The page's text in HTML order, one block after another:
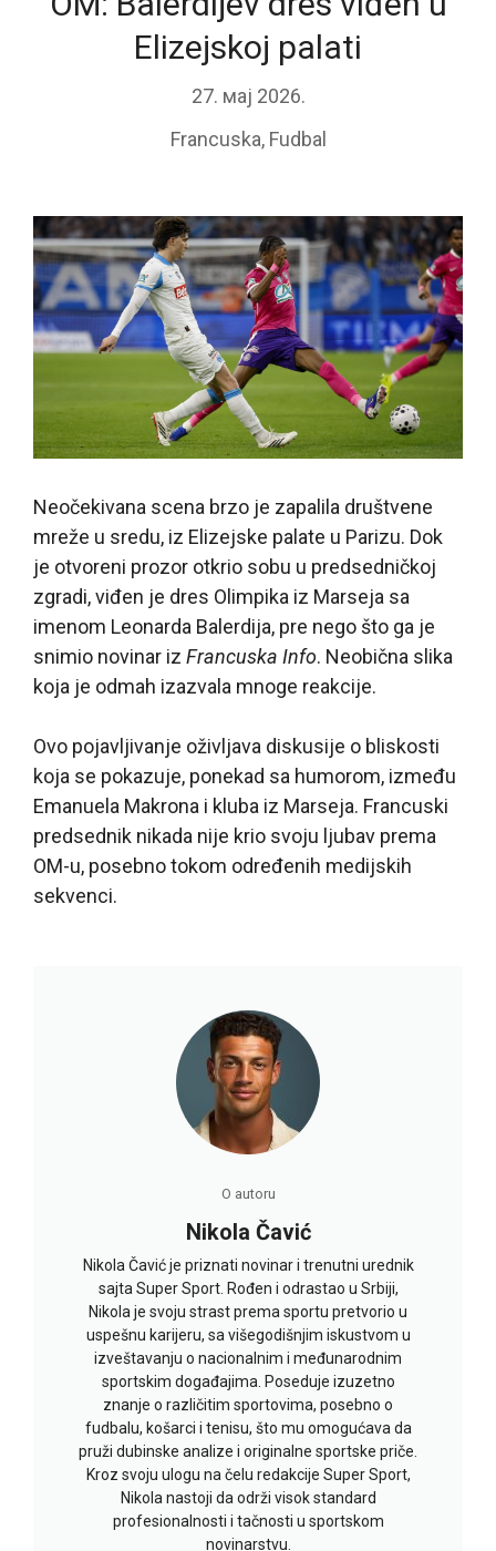
Elizejskoj palati
27. мај 2026.
Francuska, Fudbal
Neočekivana scena brzo je zapalila društvene
mreže u sredu, iz Elizejske palate u Parizu. Dok
je otvoreni prozor otkrio sobu u predsedničkoj
zgradi, viđen je dres Olimpika iz Marseja sa
imenom Leonarda Balerdija, pre nego što ga je
snimio novinar iz Francuska Info. Neobična slika
koja je odmah izazvala mnoge reakcije.
Ovo pojavljivanje oživljava diskusije o bliskosti
koja se pokazuje, ponekad sa humorom, između
Emanuela Makrona i kluba iz Marseja. Francuski
predsednik nikada nije krio svoju ljubav prema
OM-u, posebno tokom određenih medijskih
sekvenci.
O autoru
Nikola Čavić
Nikola Čavić je priznati novinar i trenutni urednik
sajta Super Sport. Rođen i odrastao u Srbiji,
Nikola je svoju strast prema sportu pretvorio u
uspešnu karijeru, sa višegodišnjim iskustvom u
izveštavanju o nacionalnim i međunarodnim
sportskim događajima. Poseduje izuzetno
znanje o različitim sportovima, posebno o
fudbalu, košarci i tenisu, što mu omogućava da
pruži dubinske analize i originalne sportske priče.
Kroz svoju ulogu na čelu redakcije Super Sport,
Nikola nastoji da održi visok standard
profesionalnosti i tačnosti u sportskom
novinarstvu.